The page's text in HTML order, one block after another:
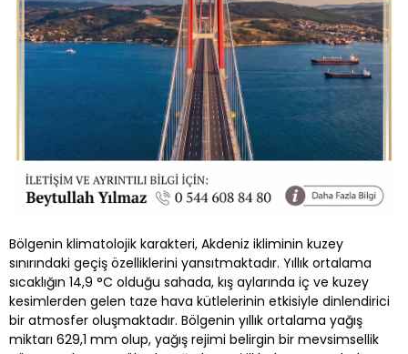
Bölgenin klimatolojik karakteri, Akdeniz ikliminin kuzey
sınırındaki geçiş özelliklerini yansıtmaktadır. Yıllık ortalama
sıcaklığın 14,9 °C olduğu sahada, kış aylarında iç ve kuzey
kesimlerden gelen taze hava kütlelerinin etkisiyle dinlendirici
bir atmosfer oluşmaktadır. Bölgenin yıllık ortalama yağış
miktarı 629,1 mm olup, yağış rejimi belirgin bir mevsimsellik